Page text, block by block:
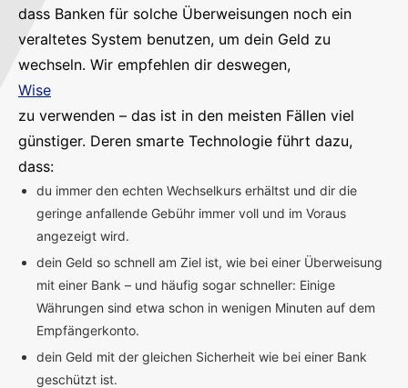
dass Banken für solche Überweisungen noch ein
veraltetes System benutzen, um dein Geld zu
wechseln. Wir empfehlen dir deswegen,
Wise
zu verwenden – das ist in den meisten Fällen viel
günstiger. Deren smarte Technologie führt dazu,
dass:
du immer den echten Wechselkurs erhältst und dir die
geringe anfallende Gebühr immer voll und im Voraus
angezeigt wird.
dein Geld so schnell am Ziel ist, wie bei einer Überweisung
mit einer Bank – und häufig sogar schneller: Einige
Währungen sind etwa schon in wenigen Minuten auf dem
Empfängerkonto.
dein Geld mit der gleichen Sicherheit wie bei einer Bank
geschützt ist.